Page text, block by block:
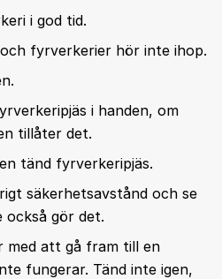
i god tid.
fyrverkerier hör inte ihop.
i handen, om
tillåter det.
tänd fyrverkeripjäs.
säkerhetsavstånd och se
också gör det.
med att gå fram till en
fungerar. Tänd inte igen,